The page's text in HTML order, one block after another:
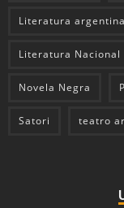
Literatura argentina
Literatura Nacional
Novela Negra
Satori teatro